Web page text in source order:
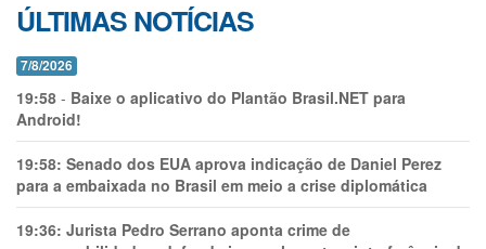
ÚLTIMAS NOTÍCIAS
7/8/2026
19:58 - Baixe o aplicativo do Plantão Brasil.NET para
Android!
19:58: Senado dos EUA aprova indicação de Daniel Perez
para a embaixada no Brasil em meio a crise diplomática
19:36: Jurista Pedro Serrano aponta crime de